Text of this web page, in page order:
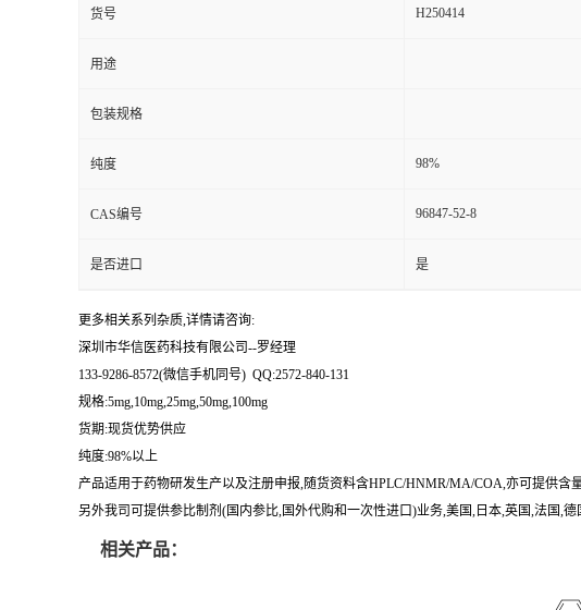
货号 H250414
用途
包装规格
纯度 98%
CAS编号 96847-52-8
是否进口 是
更多相关系列杂质,详情请咨询:
深圳市华信医药科技有限公司--罗经理
133-9286-8572(微信手机同号) QQ:2572-840-131
规格:5mg,10mg,25mg,50mg,100mg
货期:现货优势供应
纯度:98%以上
产品适用于药物研发生产以及注册申报,随货资料含HPLC/HNMR/MA/COA,亦可提供
另外我司可提供参比制剂(国内参比,国外代购和一次性进口)业务,美国,日本,英国,法国,
相关产品：